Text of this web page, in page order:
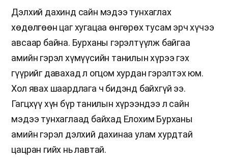
Дэлхий дахинд сайн мэдээ тунхаглах
хөдөлгөөн цаг хугацаа өнгөрөх тусам эрч хүчээ
авсаар байна. Бурханы гэрэлтүүлж байгаа
амийн гэрэл хүмүүсийн танилын хүрээ гэх
гүүрийг давахад л огцом хурдан гэрэлтэх юм.
Хол явах шаардлага ч бидэнд байхгүй ээ.
Гагцхүү хүн бүр танилын хүрээндээ л сайн
мэдээ тунхаглаад байхад Елохим Бурханы
амийн гэрэл дэлхий дахинаа улам хурдтай
цацран гийх нь лавтай.